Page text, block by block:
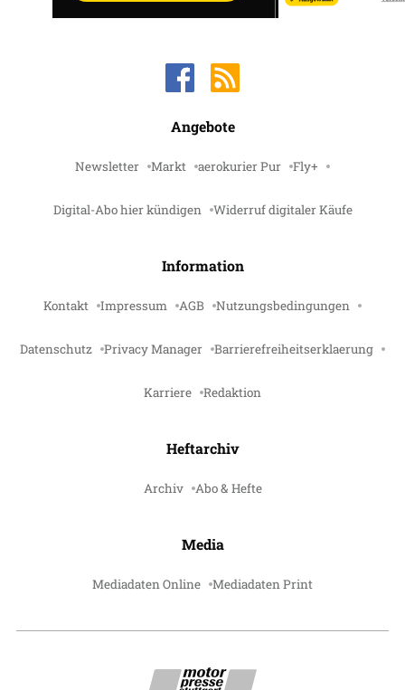
Angebote
Newsletter Markt aerokurier Pur Fly+
Digital-Abo hier kündigen Widerruf digitaler Käufe
Information
Kontakt Impressum AGB Nutzungsbedingungen
Datenschutz Privacy Manager Barrierefreiheitserklaerung
Karriere Redaktion
Heftarchiv
Archiv Abo & Hefte
Media
Mediadaten Online Mediadaten Print